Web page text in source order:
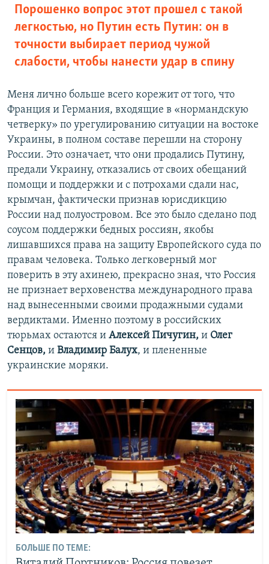
Порошенко вопрос этот прошел с такой
легкостью, но Путин есть Путин: он в
точности выбирает период чужой
слабости, чтобы нанести удар в спину
Меня лично больше всего корежит от того, что
Франция и Германия, входящие в «нормандскую
четверку» по урегулированию ситуации на востоке
Украины, в полном составе перешли на сторону
России. Это означает, что они продались Путину,
предали Украину, отказались от своих обещаний
помощи и поддержки и с потрохами сдали нас,
крымчан, фактически признав юрисдикцию
России над полуостровом. Все это было сделано под
соусом поддержки бедных россиян, якобы
лишавшихся права на защиту Европейского суда по
правам человека. Только легковерный мог
поверить в эту ахинею, прекрасно зная, что Россия
не признает верховенства международного права
над вынесенными своими продажными судами
вердиктами. Именно поэтому в российских
тюрьмах остаются и Алексей Пичугин, и Олег
Сенцов, и Владимир Балух, и плененные
украинские моряки.
БОЛЬШЕ ПО ТЕМЕ: